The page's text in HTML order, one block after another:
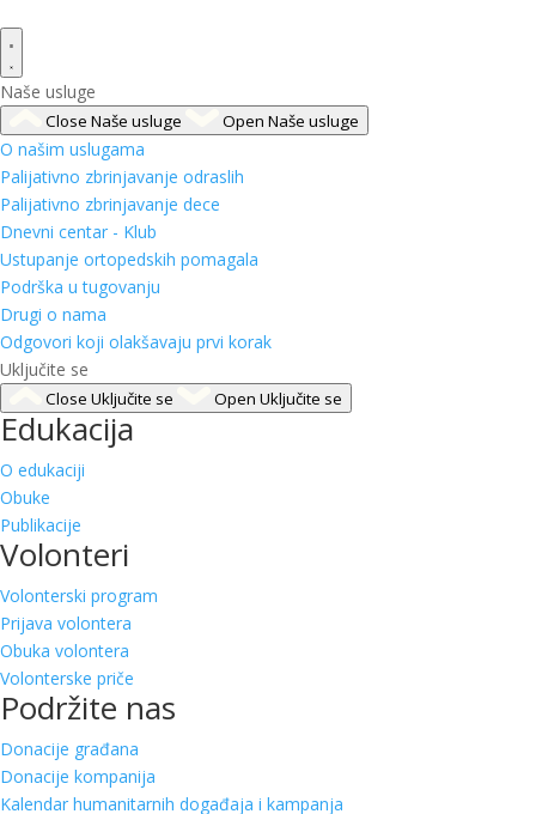
Naše usluge
Close Naše usluge Open Naše usluge
O našim uslugama
Palijativno zbrinjavanje odraslih
Palijativno zbrinjavanje dece
Dnevni centar - Klub
Ustupanje ortopedskih pomagala
Podrška u tugovanju
Drugi o nama
Odgovori koji olakšavaju prvi korak
Uključite se
Close Uključite se Open Uključite se
Edukacija
O edukaciji
Obuke
Publikacije
Volonteri
Volonterski program
Prijava volontera
Obuka volontera
Volonterske priče
Podržite nas
Donacije građana
Donacije kompanija
Kalendar humanitarnih događaja i kampanja